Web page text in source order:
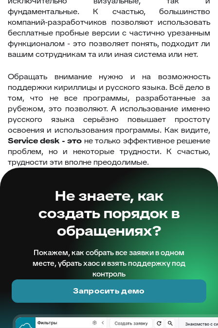
фундаментальные. К счастью, большинство
компаний-разработчиков позволяют использовать
бесплатные пробные версии с частично урезанным
функционалом - это позволяет понять, подходит ли
вашим сотрудникам та или иная система или нет.
Обращать внимание нужно и на возможность
поддержки кириллицы и русского языка. Всё дело в
том, что не все программы, разработанные за
рубежом, это позволяют. А использование именно
русского языка серьёзно повышает простоту
освоения и использования программы. Как видите,
Service desk - это не только эффективное решение
проблем, но и некоторые трудности. К счастью,
трудности эти вполне преодолимые.
Не знаете, как
создать порядок в
обращениях?
Покажем, как собрать все заявки в одном
месте, убрать хаос и взять поддержку под
контроль
Запросить демо